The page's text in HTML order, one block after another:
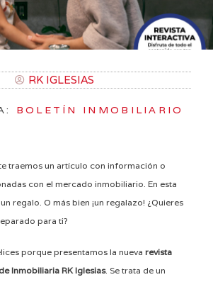
RK IGLESIAS
BOLETÍN INMOBILIARIO
traemos un artículo con información o
con el mercado inmobiliario. En esta
regalo. O más bien ¡un regalazo! ¿Quieres
para ti?
porque presentamos la nueva revista
Inmobiliaria RK Iglesias. Se trata de un